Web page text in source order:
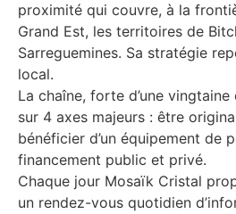
proximité qui couvre, à la
Grand Est, les territoires de
Sarreguemines. Sa stratégie
local.
La chaîne, forte d’une vingtaine
sur 4 axes majeurs : être
bénéficier d’un équipement de
financement public et privé.
Chaque jour Mosaïk Cristal
un rendez-vous quotidien